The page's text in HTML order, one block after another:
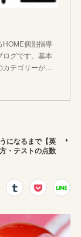
HOME個別指導
ログです。基本
テゴリーが…
になるまで【英
・テストの点数